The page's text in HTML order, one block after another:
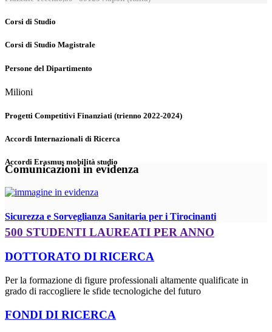
Corsi di Studio
Corsi di Studio Magistrale
Persone del Dipartimento
Milioni
Progetti Competitivi Finanziati (trienno 2022-2024)
Accordi Internazionali di Ricerca
Accordi Erasmus mobilità studio
Comunicazioni in evidenza
Sicurezza e Sorveglianza Sanitaria per i Tirocinanti
500 STUDENTI LAUREATI PER ANNO
DOTTORATO DI RICERCA
Per la formazione di figure professionali altamente qualificate in
grado di raccogliere le sfide tecnologiche del futuro
FONDI DI RICERCA